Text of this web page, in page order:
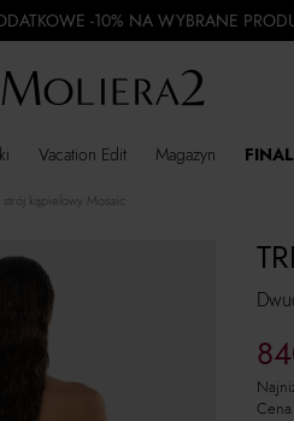
-10% NA WYBRANE
Vacation Edit Magazyn
kąpielowy Mosaic